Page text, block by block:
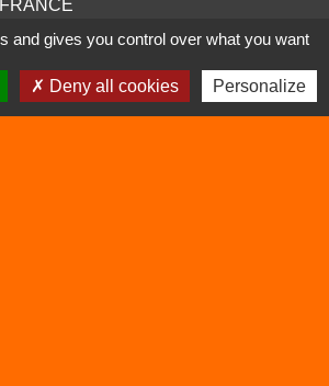
and gives you control over what you want
Deny all cookies Personalize